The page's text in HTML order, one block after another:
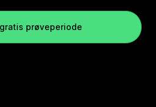
prøveperiode